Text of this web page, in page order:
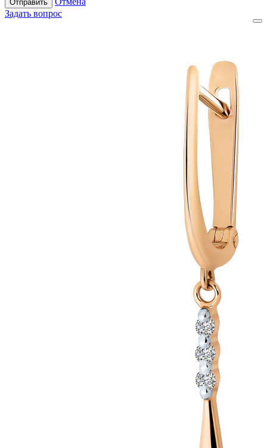
Отправить
Задать вопрос